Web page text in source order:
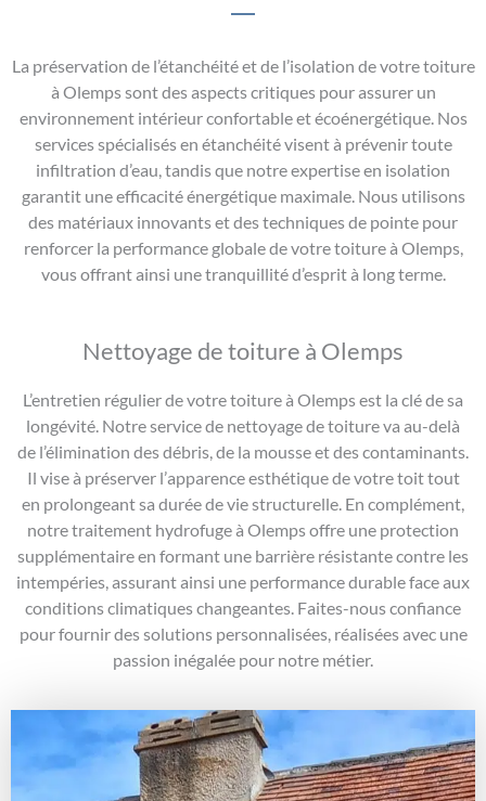
La préservation de l’étanchéité et de l’isolation de votre toiture
à Olemps sont des aspects critiques pour assurer un
environnement intérieur confortable et écoénergétique. Nos
services spécialisés en étanchéité visent à prévenir toute
infiltration d’eau, tandis que notre expertise en isolation
garantit une efficacité énergétique maximale. Nous utilisons
des matériaux innovants et des techniques de pointe pour
renforcer la performance globale de votre toiture à Olemps,
vous offrant ainsi une tranquillité d’esprit à long terme.
Nettoyage de toiture à Olemps
L’entretien régulier de votre toiture à Olemps est la clé de sa
longévité. Notre service de nettoyage de toiture va au-delà
de l’élimination des débris, de la mousse et des contaminants.
Il vise à préserver l’apparence esthétique de votre toit tout
en prolongeant sa durée de vie structurelle. En complément,
notre traitement hydrofuge à Olemps offre une protection
supplémentaire en formant une barrière résistante contre les
intempéries, assurant ainsi une performance durable face aux
conditions climatiques changeantes. Faites-nous confiance
pour fournir des solutions personnalisées, réalisées avec une
passion inégalée pour notre métier.